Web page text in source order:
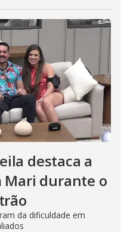
destaca a
Mari durante o
da dificuldade em